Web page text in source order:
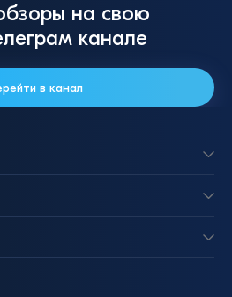
на свою
канале
в канал